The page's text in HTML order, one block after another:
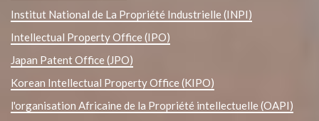
Institut National de La Propriété Industrielle (INPI)
Intellectual Property Office (IPO)
Japan Patent Office (JPO)
Korean Intellectual Property Office (KIPO)
l'organisation Africaine de la Propriété intellectuelle (OAPI)